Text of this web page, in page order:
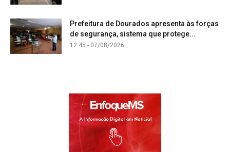
Prefeitura de Dourados apresenta às forças
de segurança, sistema que protege...
12:45 - 07/08/2026